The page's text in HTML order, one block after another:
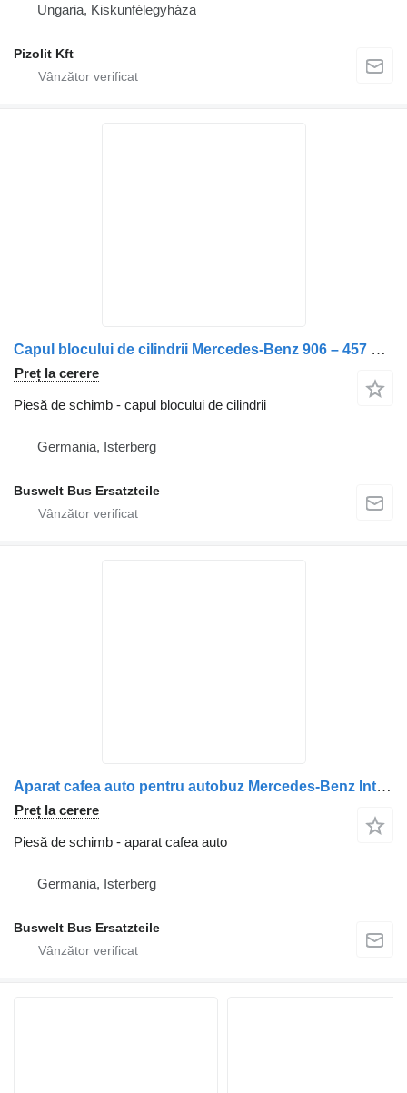
Ungaria, Kiskunfélegyháza
Pizolit Kft
Capul blocului de cilindrii Mercedes-Benz 906 – 457 – 471 – 502 pentru autobuz Mercedes-Benz Citaro 1, Citaro 2, Conecto, Integro, Intouro, O350, Tourismo, Travego
Preț la cerere
Piesă de schimb - capul blocului de cilindrii
Germania, Isterberg
Buswelt Bus Ersatzteile
Aparat cafea auto pentru autobuz Mercedes-Benz Integro, Intouro, O350, Tourismo, Travego
Preț la cerere
Piesă de schimb - aparat cafea auto
Germania, Isterberg
Buswelt Bus Ersatzteile